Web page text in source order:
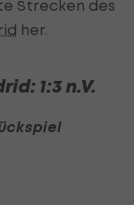
Strecken des
her.
1:3 n.V.